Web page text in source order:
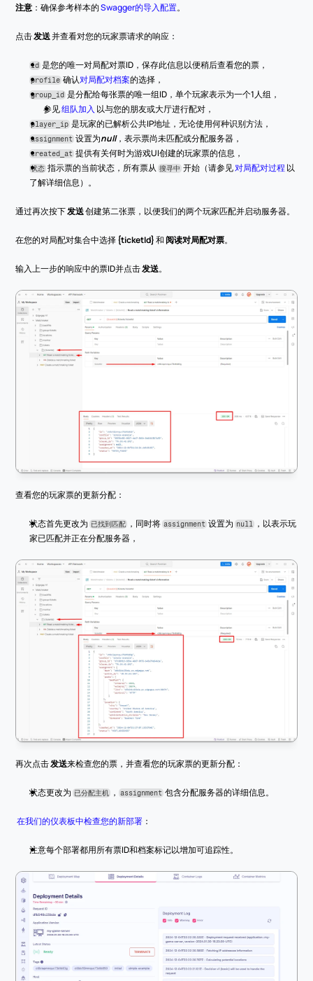
注意 ：确保参考样本的 Swagger的导入配置。
点击 发送 并查看对您的玩家票请求的响应：
id 是您的唯一对局配对票ID，保存此信息以便稍后查看您的票，
profile 确认对局配对档案的选择，
group_id 是分配给每张票的唯一组ID，单个玩家表示为一个1人组，
参见 组队加入 以与您的朋友或大厅进行配对，
player_ip 是玩家的已解析公共IP地址，无论使用何种识别方法，
assignment 设置为null，表示票尚未匹配或分配服务器，
created_at 提供有关何时为游戏UI创建的玩家票的信息，
状态 指示票的当前状态，所有票从 搜寻中 开始（请参见 对局配对过程 以
了解详细信息）。
通过再次按下 发送 创建第二张票，以便我们的两个玩家匹配并启动服务器。
在您的对局配对集合中选择 {ticketId} 和 阅读对局配对票。
输入上一步的响应中的票ID并点击 发送。
查看您的玩家票的更新分配：
状态首先更改为 已找到匹配 ，同时将 assignment 设置为 null ，以表示玩
家已匹配并正在分配服务器，
再次点击 发送来检查您的票，并查看您的玩家票的更新分配：
状态更改为 已分配主机 ，assignment 包含分配服务器的详细信息。
在我们的仪表板中检查您的新部署 ：
注意每个部署都用所有票ID和档案标记以增加可追踪性。